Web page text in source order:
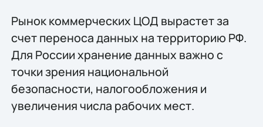
Рынок коммерческих ЦОД вырастет за
счет переноса данных на территорию РФ.
Для России хранение данных важно с
точки зрения национальной
безопасности, налогообложения и
увеличения числа рабочих мест.